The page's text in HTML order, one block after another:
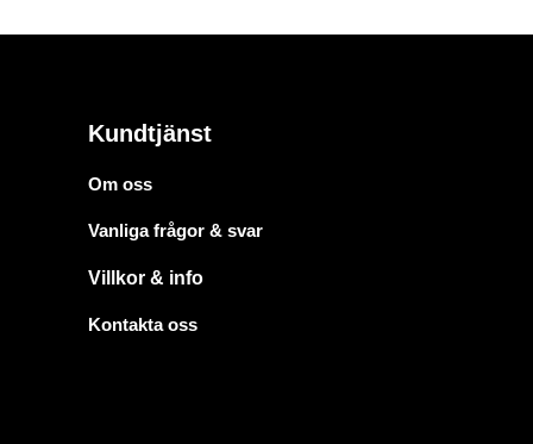
Kundtjänst
Om oss
Vanliga frågor & svar
Villkor & info
Kontakta oss